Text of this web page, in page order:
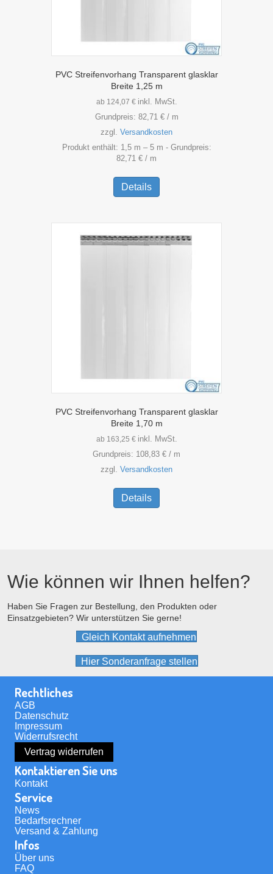
PVC Streifenvorhang Transparent glasklar
Breite 1,25 m
ab 124,07 € inkl. MwSt.
Grundpreis: 82,71 €/ m
zzgl. Versandkosten
Produkt enthält: 1,5 m – 5 m - Grundpreis:
82,71 € / m
Details
weist
Varianten
auf.
Die
PVC Streifenvorhang Transparent glasklar
Breite 1,70 m
ab 163,25 € inkl. MwSt.
Grundpreis: 108,83 € / m
zzgl. Versandkosten
Details
weist
können
der
Produktseite
gewählt
werden
Wie können wir Ihnen helfen?
Haben Sie Fragen zur Bestellung, den Produkten oder
Einsatzgebieten? Wir unterstützen Sie gerne!
Gleich Kontakt aufnehmen
Hier Sonderanfrage stellen
Rechtliches
AGB
Datenschutz
Impressum
Widerrufsrecht
Vertrag widerrufen
Kontaktieren Sie uns
Kontakt
Service
News
Bedarfsrechner
Versand & Zahlung
Infos
Über uns
FAQ